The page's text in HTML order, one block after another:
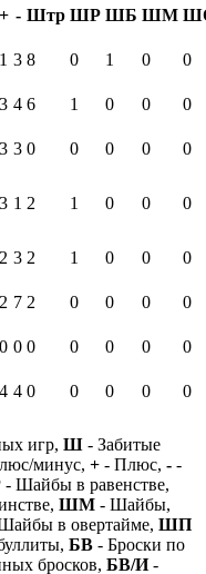
+ - Штр ШР ШБ ШМ
1 3 8 0 1 0
0
3 4 6 1 0 0
0
3 3 0 0 0 0
0
3 1 2 1 0 0 0
2 3 2 1 0 0
0
2 7 2 0 0 0
0
0 0 0 0 0 0
0
4 4 0 0 0 0
0
игр, Ш - Забитые
минус, + - Плюс, - -
- Шайбы в равенстве,
ШМ - Шайбы,
в овертайме, ШП
БВ - Броски по
бросков, БВ/И-